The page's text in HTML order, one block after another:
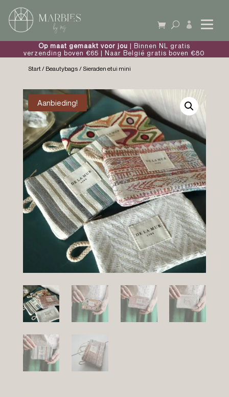

Op maat gemaakt voor jou | Binnen NL gratis
verzending boven €65 | Naar België gratis boven €80
Start/ Beautybags / Sieraden etui mini
Aanbieding!